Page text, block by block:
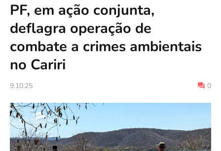
PF, em ação conjunta,
deflagra operação de
combate a crimes ambientais
no Cariri
9.10.25 0